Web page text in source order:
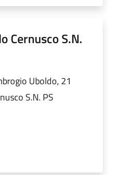
Cernusco S.N.
Uboldo, 21
S.N. PS